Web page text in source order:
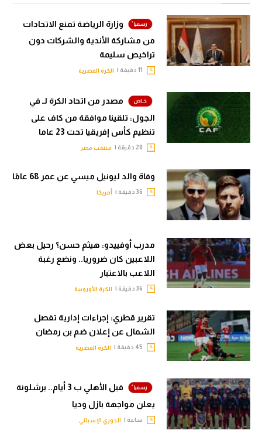
وزارة الرياضة تمنع الاتحادات
من مشاركة الأندية والشركات دون
تراخيص سليمة
الكرة المصرية
مصدر من اتحاد الكرة لـ في
الجول: تلقينا موافقة من كاف على
تنظيم كأس إفريقيا تحت 23 عاما
منتخب مصر
وفاة والد ليونيل ميسي عن عمر 68 عامًا
أمريكا
مدرب أوفييدو: هيثم حسن؟ رحيل بعض
اللاعبين كان ضروريا.. ونضع رغبة
اللاعب بالاعتبار
الكرة الأوروبية
تقرير قطري: إجراءات إدارية تفصل
الشمال عن إعلان ضم بن رمضان
الكرة المصرية
قبل الأهلي ب 3 أيام.. برشلونة
يعلن مواجهة بازل وديا
ساعة | الدوري الإسباني